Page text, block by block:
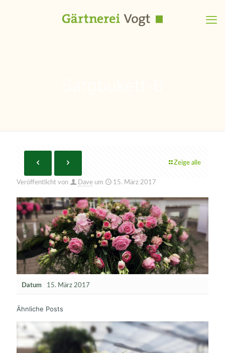
Zeige alle
Veröffentlicht von Dave um 15. März 2017
Datum 15. März 2017
Ähnliche Posts